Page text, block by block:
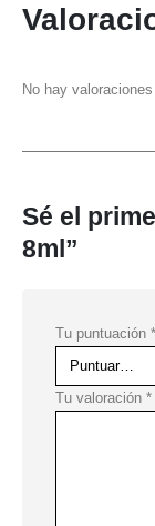
No hay valoraciones
Sé el
8ml”
Tu puntuación *
Tu valoración *